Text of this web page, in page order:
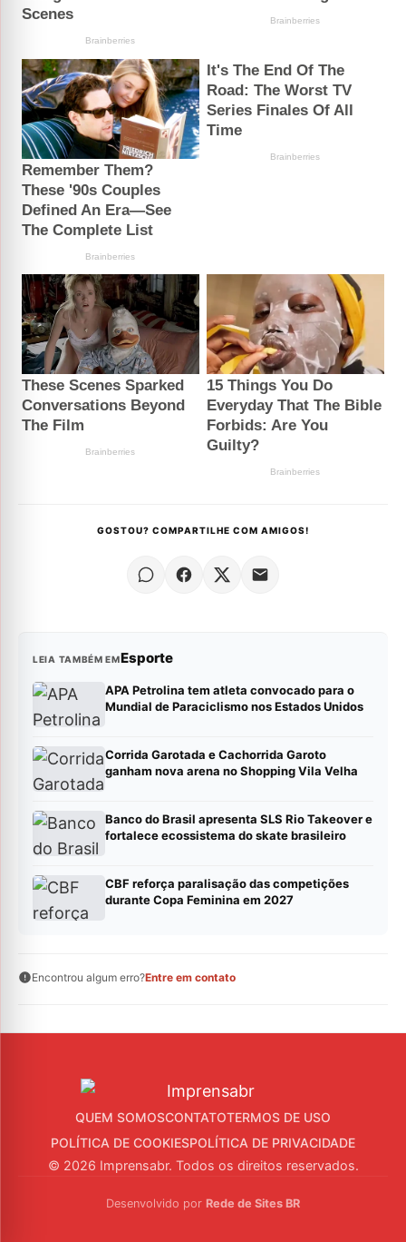
GOSTOU? COMPARTILHE COM AMIGOS!
LEIA TAMBÉM EMEsporte
APA Petrolina tem atleta convocado para o
Mundial de Paraciclismo nos Estados Unidos
Corrida Garotada e Cachorrida Garoto
ganham nova arena no Shopping Vila Velha
Banco do Brasil apresenta SLS Rio Takeover e
fortalece ecossistema do skate brasileiro
CBF reforça paralisação das competições
durante Copa Feminina em 2027
Encontrou algum erro?Entre em contato
QUEM SOMOSCONTATOTERMOS DE USO
POLÍTICA DE COOKIESPOLÍTICA DE PRIVACIDADE
© 2026 Imprensabr. Todos os direitos reservados.
Desenvolvido por Rede de Sites BR